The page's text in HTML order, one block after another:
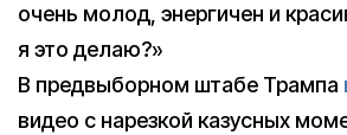
очень молод, энергичен и
я это делаю?»
В предвыборном штабе Трампа
видео с нарезкой казусных